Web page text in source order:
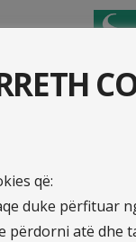
që:
duke përfituar
përdorni atë dhe